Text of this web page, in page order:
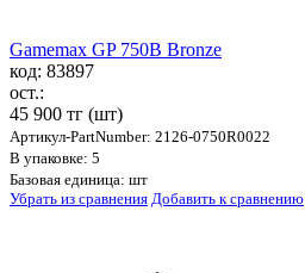
Gamemax GP 750B Bronze
код: 83897
ост.:
45 900 тг (шт)
Артикул-PartNumber: 2126-0750R0022
В упаковке: 5
Базовая единица: шт
Убрать из сравнения Добавить к сравнению